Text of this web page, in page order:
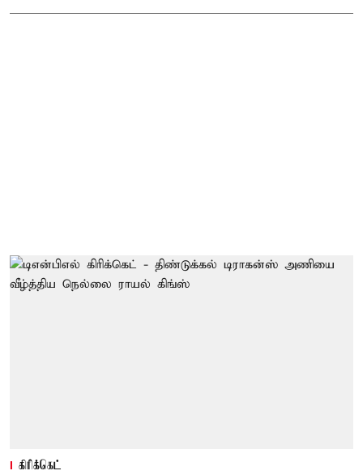
கிரிக்கெட்